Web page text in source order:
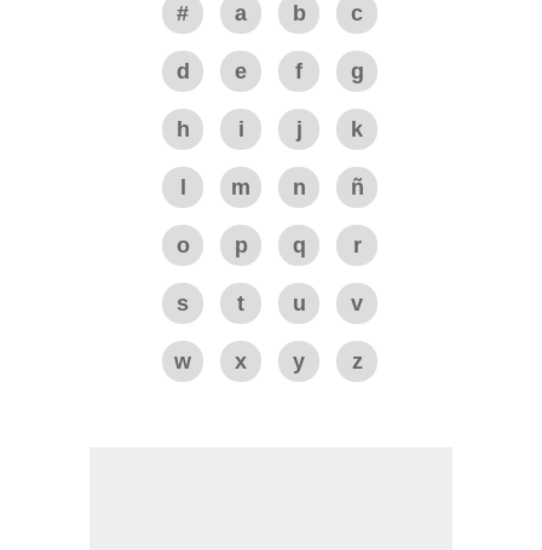
# a b c
d e f g
h i j k
m n ñ
o p q r
s t u v
w x y z